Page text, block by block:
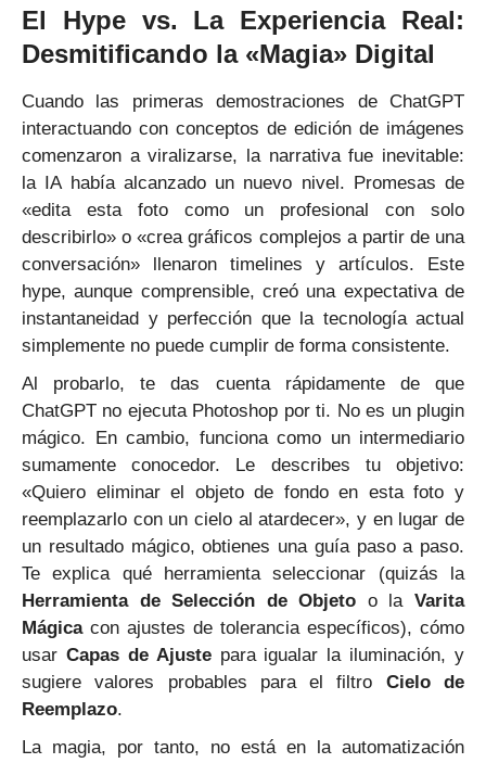
El Hype vs. La Experiencia Real:
Desmitificando la «Magia» Digital
Cuando las primeras demostraciones de ChatGPT
interactuando con conceptos de edición de imágenes
comenzaron a viralizarse, la narrativa fue inevitable:
la IA había alcanzado un nuevo nivel. Promesas de
«edita esta foto como un profesional con solo
describirlo» o «crea gráficos complejos a partir de una
conversación» llenaron timelines y artículos. Este
hype, aunque comprensible, creó una expectativa de
instantaneidad y perfección que la tecnología actual
simplemente no puede cumplir de forma consistente.
Al probarlo, te das cuenta rápidamente de que
ChatGPT no ejecuta Photoshop por ti. No es un plugin
mágico. En cambio, funciona como un intermediario
sumamente conocedor. Le describes tu objetivo:
«Quiero eliminar el objeto de fondo en esta foto y
reemplazarlo con un cielo al atardecer», y en lugar de
un resultado mágico, obtienes una guía paso a paso.
Te explica qué herramienta seleccionar (quizás la
Herramienta de Selección de Objeto o laVarita
Mágicacon ajustes de tolerancia específicos), cómo
usar Capas de Ajustepara igualar la iluminación, y
sugiere valores probables para el filtro Cielo de
Reemplazo.
La magia, por tanto, no está en la automatización